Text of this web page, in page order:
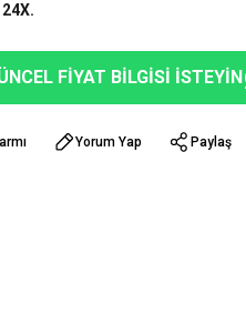
FİYAT BİLGİSİ İSTEYİN
Yorum Yap Paylaş